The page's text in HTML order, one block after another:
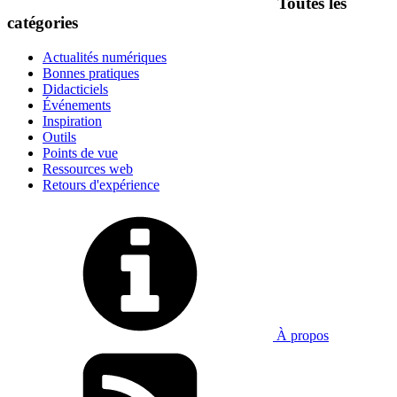
catégories
Actualités numériques
Bonnes pratiques
Didacticiels
Événements
Inspiration
Outils
Points de vue
Ressources web
Retours d'expérience
À propos